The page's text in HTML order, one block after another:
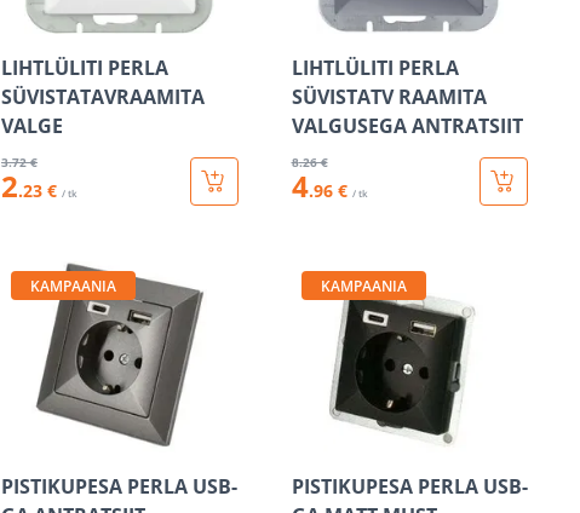
LIHTLÜLITI PERLA
SÜVISTATAVRAAMITA
VALGE
3.72 €
2.23 € / tk
LIHTLÜLITI PERLA
SÜVISTATV RAAMITA
VALGUSEGA ANTRATSIIT
8.26 €
4.96 € / tk
KAMPAANIA
PISTIKUPESA PERLA USB-
KAMPAANIA
PISTIKUPESA PERLA USB-